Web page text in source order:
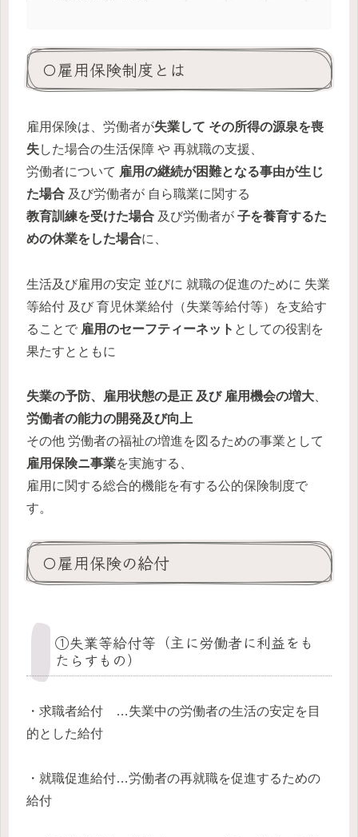
〇雇用保険制度とは
雇用保険は、労働者が失業して その所得の源泉を喪
失した場合の生活保障 や 再就職の支援、
労働者について 雇用の継続が困難となる事由が生じ
た場合 及び労働者が 自ら職業に関する
教育訓練を受けた場合 及び労働者が 子を養育するた
めの休業をした場合に、
生活及び雇用の安定 並びに 就職の促進のために 失業
等給付 及び 育児休業給付（失業等給付等）を支給す
ることで 雇用のセーフティーネット としての役割を
果たすとともに
失業の予防、雇用状態の是正 及び 雇用機会の増大
労働者の能力の開発及び向上
その他 労働者の福祉の増進を図るための事業として
雇用保険ニ事業を実施する、
雇用に関する総合的機能を有する公的保険制度で
す。
〇雇用保険の給付
①失業等給付等（主に労働者に利益をも
たらすもの）
・求職者給付 …失業中の労働者の生活の安定を目
的とした給付
・就職促進給付…労働者の再就職を促進するための
給付